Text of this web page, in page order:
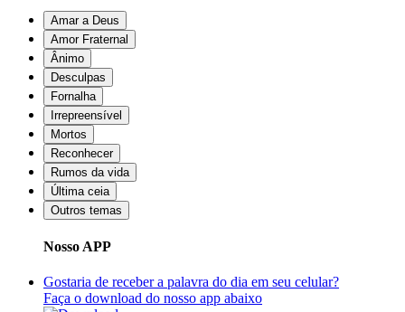
Amar a Deus
Amor Fraternal
Ânimo
Desculpas
Fornalha
Irrepreensível
Mortos
Reconhecer
Rumos da vida
Última ceia
Outros temas
Nosso APP
Gostaria de receber a palavra do dia em seu celular?
Faça o download do nosso app abaixo